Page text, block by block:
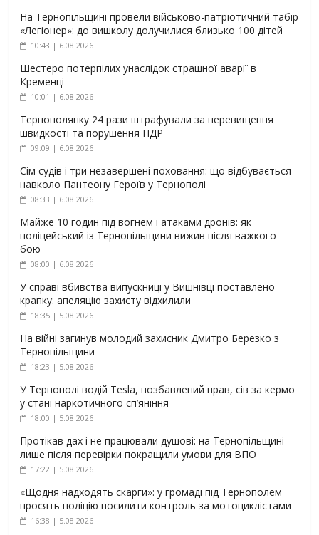
На Тернопільщині провели військово-патріотичний табір
«Легіонер»: до вишколу долучилися близько 100 дітей
10:43 | 6.08.2026
Шестеро потерпілих унаслідок страшної аварії в
Кременці
10:01 | 6.08.2026
Тернополянку 24 рази штрафували за перевищення
швидкості та порушення ПДР
09:09 | 6.08.2026
Сім судів і три незавершені поховання: що відбувається
навколо Пантеону Героїв у Тернополі
08:33 | 6.08.2026
Майже 10 годин під вогнем і атаками дронів: як
поліцейський із Тернопільщини вижив після важкого
бою
08:00 | 6.08.2026
У справі вбивства випускниці у Вишнівці поставлено
крапку: апеляцію захисту відхилили
18:35 | 5.08.2026
На війні загинув молодий захисник Дмитро Березко з
Тернопільщини
18:23 | 5.08.2026
У Тернополі водій Tesla, позбавлений прав, сів за кермо
у стані наркотичного сп’яніння
18:00 | 5.08.2026
Протікав дах і не працювали душові: на Тернопільщині
лише після перевірки покращили умови для ВПО
17:22 | 5.08.2026
«Щодня надходять скарги»: у громаді під Тернополем
просять поліцію посилити контроль за мотоциклістами
16:38 | 5.08.2026